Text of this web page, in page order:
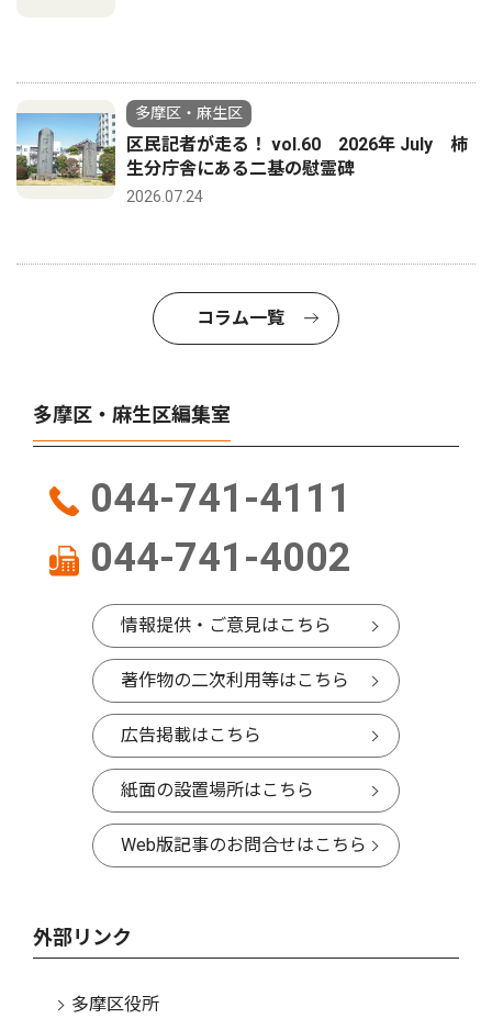
多摩区・麻生区
区民記者が走る！ vol.60 2026年 July 柿
生分庁舎にある二基の慰霊碑
2026.07.24
コラム一覧
多摩区・麻生区編集室
044-741-4111
044-741-4002
情報提供・ご意見はこちら
著作物の二次利用等はこちら
広告掲載はこちら
紙面の設置場所はこちら
Web版記事のお問合せはこちら
外部リンク
多摩区役所